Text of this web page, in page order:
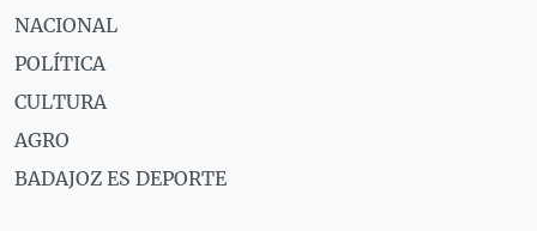
NACIONAL
POLÍTICA
CULTURA
AGRO
BADAJOZ ES DEPORTE